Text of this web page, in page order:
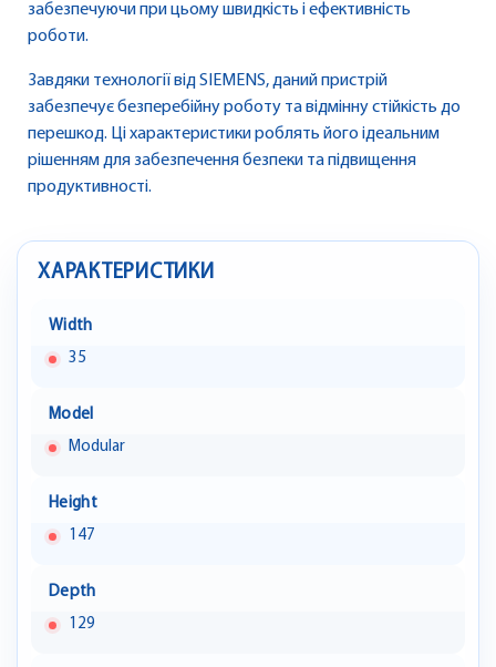
забезпечуючи при цьому швидкість і ефективність
роботи.
Завдяки технології від SIEMENS, даний пристрій
забезпечує безперебійну роботу та відмінну стійкість до
перешкод. Ці характеристики роблять його ідеальним
рішенням для забезпечення безпеки та підвищення
продуктивності.
ХАРАКТЕРИСТИКИ
Width
35
Model
Modular
Height
147
Depth
129